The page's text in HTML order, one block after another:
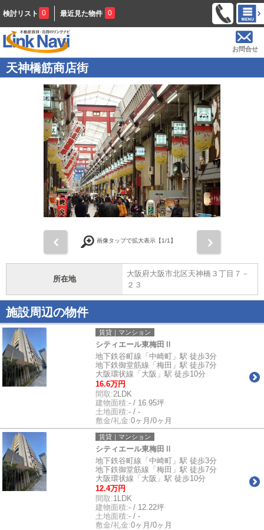
検討リスト 0 最近見た物件 0
お問合せ
天神橋筋商店街
画像タップで拡大表示【1/1】
所在地
大阪府大阪市北区天神橋３丁目７－
２３
施設周辺の物件
賃貸｜マンション
シティエール東梅田Ⅱ
地下鉄谷町線「中崎町」駅 徒歩3分
地下鉄御堂筋線「梅田」駅 徒歩7分
大阪環状線「大阪」駅 徒歩10分
16.6万円
間取:2LDK
建物面積:- / 16.95坪
土地面積:- / -
敷金/礼金:0ヶ月/0ヶ月
賃貸｜マンション
シティエール東梅田Ⅱ
地下鉄谷町線「中崎町」駅 徒歩3分
地下鉄御堂筋線「梅田」駅 徒歩7分
大阪環状線「大阪」駅 徒歩10分
12.4万円
間取:1LDK
建物面積:- / 12.22坪
土地面積:- / -
敷金/礼金:0ヶ月/0ヶ月